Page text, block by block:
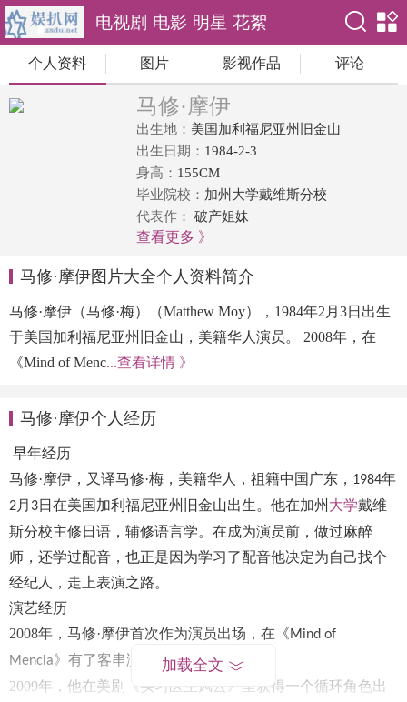
电视剧 电影 明星 花絮
个人资料 图片 影视作品 评论
马修·摩伊
出生地： 美国加利福尼亚州旧金山
出生日期： 1984-2-3
身高： 155CM
毕业院校： 加州大学戴维斯分校
代表作：
破产姐妹
查看更多 》
马修·摩伊图片大全个人资料简介
马修·摩伊（马修·梅）（Matthew Moy），1984年2月3日出生
于美国加利福尼亚州旧金山，美籍华人演员。 2008年，在
《Mind of Menc...查看详情 》
马修·摩伊个人经历
早年经历
马修·摩伊，又译马修·梅，美籍华人，祖籍中国广东， 1984年
2月 3日在美国加利福尼亚州旧金山出生。他在加州 大学戴维
斯分校主修日语，辅修语言学。在成为演员前，做过麻醉
师，还学过配音，也正是因为学习了配音他决定为自己找个
经纪人，走上表演之路。
演艺经历
2008年，马修·摩伊首次作为演员出场，在《Mind of
Mencia》有了客串演出 。
2009年，他在美剧《实习医生风云》里获得一个循环角色出
加载全文